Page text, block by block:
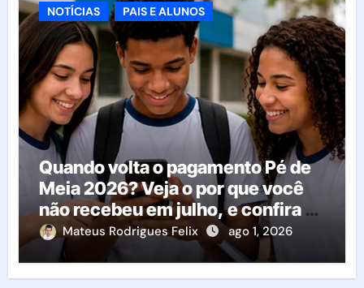
NOTÍCIAS PAIS E ALUNOS
Quando volta o pagamento Pé de
Meia 2026? Veja o por que você
não recebeu em julho, e confira o
calendário oficial
Mateus Rodrigues Felix ago 1, 2026